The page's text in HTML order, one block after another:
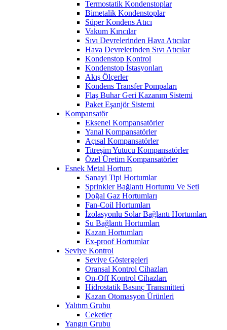
Termostatik Kondenstoplar
Bimetalik Kondenstoplar
Süper Kondens Atıcı
Vakum Kırıcılar
Sıvı Devrelerinden Hava Atıcılar
Hava Devrelerinden Sıvı Atıcılar
Kondenstop Kontrol
Kondenstop İstasyonları
Akış Ölçerler
Kondens Transfer Pompaları
Flaş Buhar Geri Kazanım Sistemi
Paket Eşanjör Sistemi
Kompansatör
Eksenel Kompansatörler
Yanal Kompansatörler
Açısal Kompansatörler
Titreşim Yutucu Kompansatörler
Özel Üretim Kompansatörler
Esnek Metal Hortum
Sanayi Tipi Hortumlar
Sprinkler Bağlantı Hortumu Ve Seti
Doğal Gaz Hortumları
Fan-Coil Hortumları
İzolasyonlu Solar Bağlantı Hortumları
Su Bağlantı Hortumları
Kazan Hortumları
Ex-proof Hortumlar
Seviye Kontrol
Seviye Göstergeleri
Oransal Kontrol Cihazları
On-Off Kontrol Cihazları
Hidrostatik Basınç Transmitteri
Kazan Otomasyon Ürünleri
Yalıtım Grubu
Ceketler
Yangın Grubu